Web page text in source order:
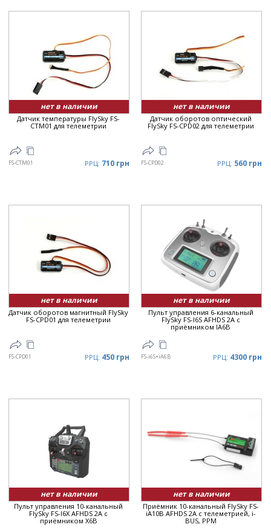
нет в наличии
Датчик температуры FlySky FS-
CTM01 для телеметрии
FS-CTM01 РРЦ: 710 грн
нет в наличии
Датчик оборотов оптический
FlySky FS-CPD02 для телеметрии
FS-CPD02 РРЦ: 560 грн
нет в наличии
Датчик оборотов магнитный FlySky
FS-CPD01 для телеметрии
FS-CPD01 РРЦ: 450 грн
нет в наличии
Пульт управления 6-канальный
FlySky FS-I6S AFHDS 2A с
приёмником IA6B
FS-i6S+iA6B РРЦ: 4300 грн
нет в наличии
Пульт управления 10-канальный
FlySky FS-I6X AFHDS 2A с
приёмником X6B
нет в наличии
Приёмник 10-канальный FlySky FS-
iA10B AFHDS 2A с телеметрией, i-
BUS, PPM